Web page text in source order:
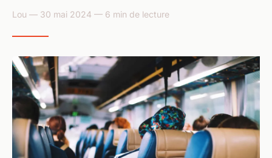
Lou — 30 mai 2024 — 6 min de lecture